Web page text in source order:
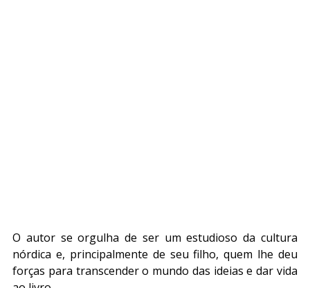
O autor se orgulha de ser um estudioso da cultura
nórdica e, principalmente de seu filho, quem lhe deu
forças para transcender o mundo das ideias e dar vida